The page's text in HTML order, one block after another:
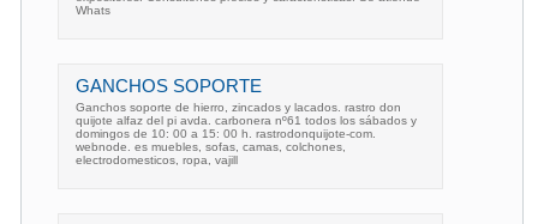
Whats
GANCHOS SOPORTE
Ganchos soporte de hierro, zincados y lacados. rastro don
quijote alfaz del pi avda. carbonera nº61 todos los sábados y
domingos de 10: 00 a 15: 00 h. rastrodonquijote-com.
webnode. es muebles, sofas, camas, colchones,
electrodomesticos, ropa, vajill